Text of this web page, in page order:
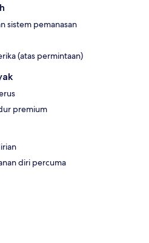
sistem pemanasan
(atas permintaan)
premium
diri percuma